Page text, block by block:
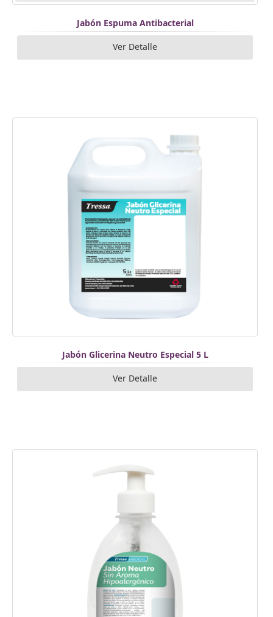
Jabón Espuma Antibacterial
Ver Detalle
Jabón Glicerina Neutro Especial 5 L
Ver Detalle